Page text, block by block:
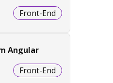
Front-End
Angular
Front-End